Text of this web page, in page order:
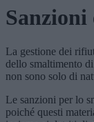
La gestione dei
dello smaltimento
non sono solo di
Le sanzioni per lo
poiché questi